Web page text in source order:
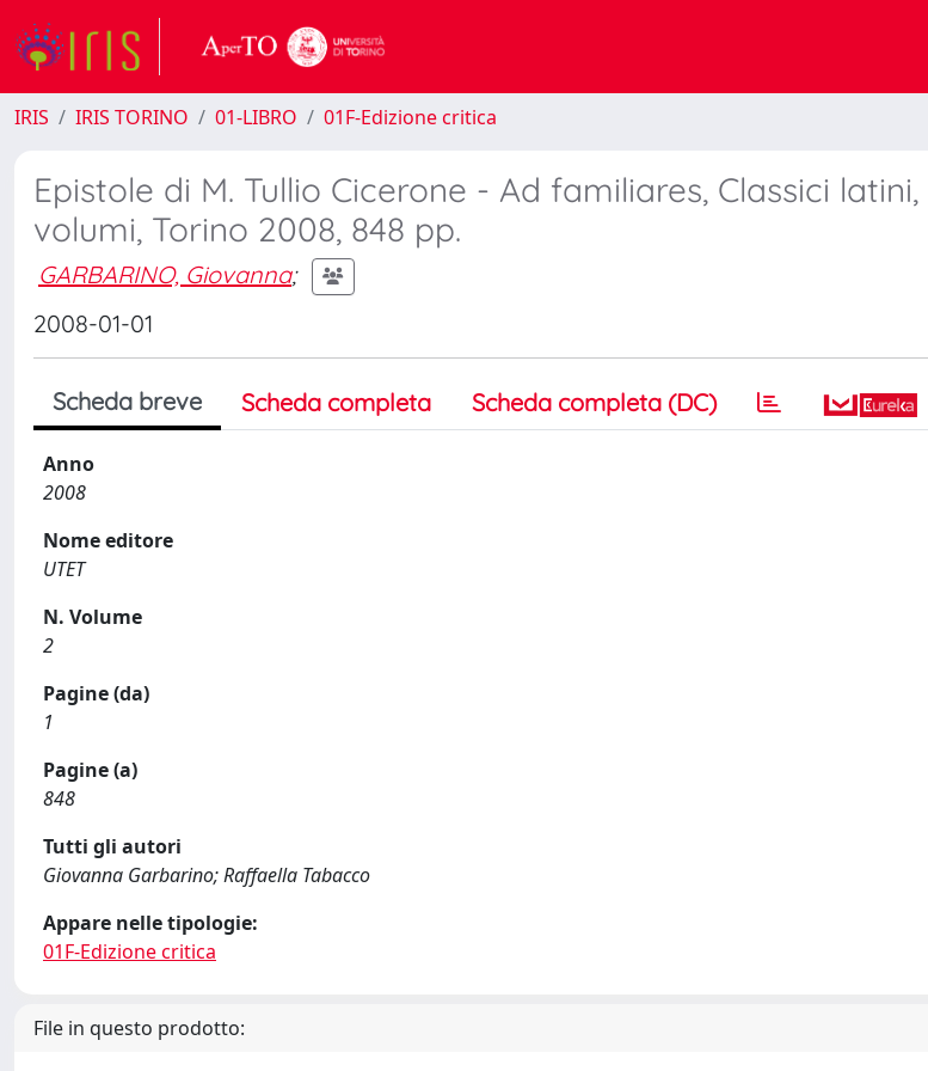
IRIS IRIS TORINO 01-LIBRO 01F-Edizione critica
Epistole di M. Tullio Cicerone - Ad familiares, Classici latini,
volumi, Torino 2008, 848 pp.
GARBARINO, Giovanna;
2008-01-01
Scheda breve Scheda completa Scheda completa (DC)
Anno
2008
Nome editore
UTET
N. Volume
2
Pagine (da)
1
Pagine (a)
848
Tutti gli autori
Giovanna Garbarino; Raffaella Tabacco
Appare nelle tipologie:
01F-Edizione critica
File in questo prodotto: